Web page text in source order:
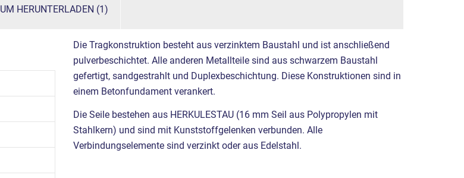
HERUNTERLADEN (1)
Die Tragkonstruktion besteht aus verzinktem Baustahl und ist anschließend
pulverbeschichtet. Alle anderen Metallteile sind aus schwarzem Baustahl
gefertigt, sandgestrahlt und Duplexbeschichtung. Diese Konstruktionen sind in
einem Betonfundament verankert.
Die Seile bestehen aus HERKULESTAU (16 mm Seil aus Polypropylen mit
Stahlkern) und sind mit Kunststoffgelenken verbunden. Alle
Verbindungselemente sind verzinkt oder aus Edelstahl.